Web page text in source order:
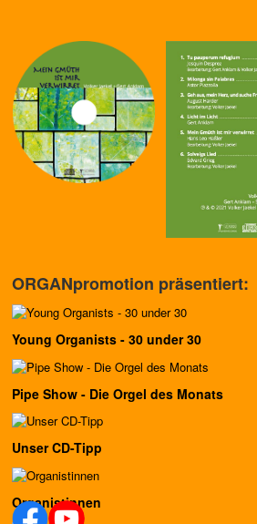
ORGANpromotion präsentiert:
Young Organists - 30 under 30
Pipe Show - Die Orgel des Monats
Unser CD-Tipp
Organistinnen